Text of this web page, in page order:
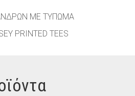
ΜΕ ΤΥΠΩΜΑ
PRINTED TEES